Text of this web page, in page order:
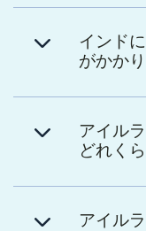
インド
がかか
アイル
どれく
アイル